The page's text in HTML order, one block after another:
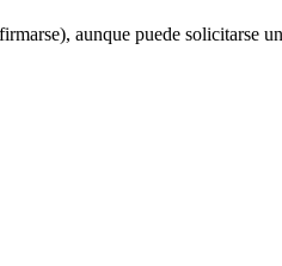
aunque puede solicitarse